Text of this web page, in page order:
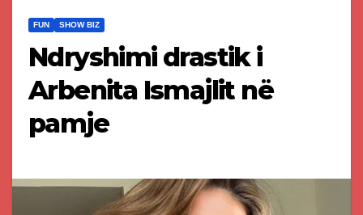
FUN SHOW BIZ
Ndryshimi drastik i
Arbenita Ismajlit në
pamje